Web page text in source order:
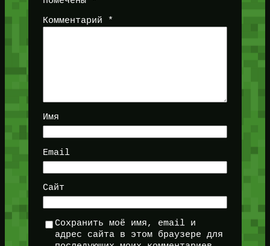
Комментарий *
Имя
Email
Сайт
Сохранить моё имя, email и
адрес сайта в этом браузере для